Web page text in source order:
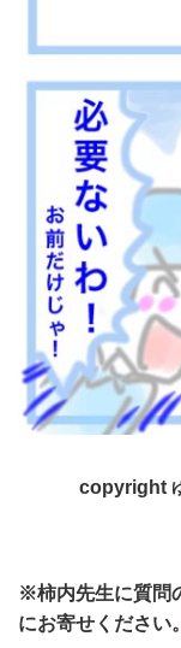
copyright
※柿内先生に質問
にお寄せください。